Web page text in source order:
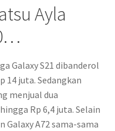
Ayla
Galaxy S21 dibanderol
14 juta. Sedangkan
menjual dua
Rp 6,4 juta. Selain
Galaxy A72 sama-sama